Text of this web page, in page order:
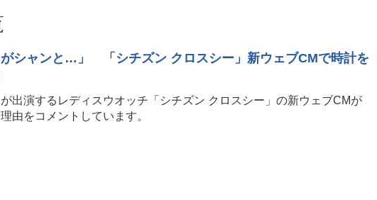
シャンと…」 「シチズン クロスシー」新ウェブCMで時計を
出演するレディスウオッチ「シチズン クロスシー」の新ウェブCMが
由をコメントしています。